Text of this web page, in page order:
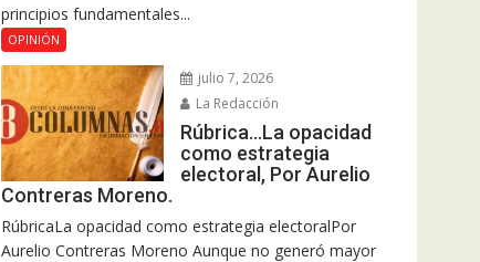
principios fundamentales...
OPINIÓN
julio 7, 2026
La Redacción
Rúbrica…La opacidad
como estrategia
electoral, Por Aurelio
Contreras Moreno.
RúbricaLa opacidad como estrategia electoralPor
Aurelio Contreras Moreno Aunque no generó mayor